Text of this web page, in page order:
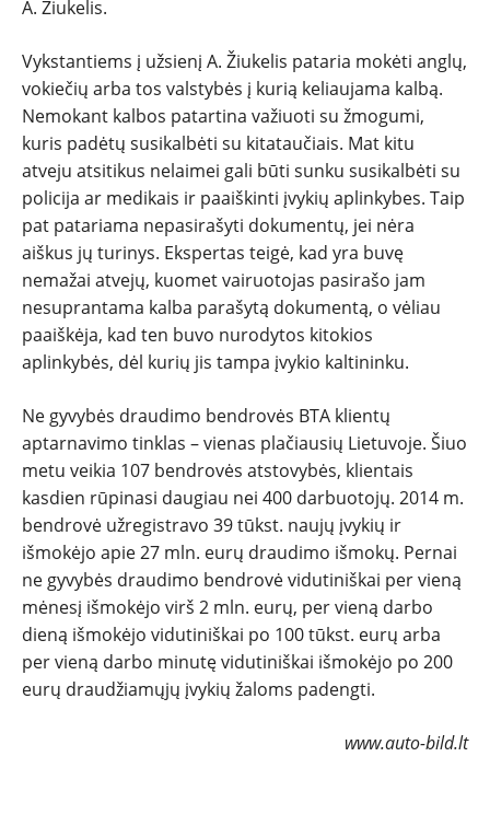
A. Žiukelis.
Vykstantiems į užsienį A. Žiukelis pataria mokėti anglų,
vokiečių arba tos valstybės į kurią keliaujama kalbą.
Nemokant kalbos patartina važiuoti su žmogumi,
kuris padėtų susikalbėti su kitataučiais. Mat kitu
atveju atsitikus nelaimei gali būti sunku susikalbėti su
policija ar medikais ir paaiškinti įvykių aplinkybes. Taip
pat patariama nepasirašyti dokumentų, jei nėra
aiškus jų turinys. Ekspertas teigė, kad yra buvę
nemažai atvejų, kuomet vairuotojas pasirašo jam
nesuprantama kalba parašytą dokumentą, o vėliau
paaiškėja, kad ten buvo nurodytos kitokios
aplinkybės, dėl kurių jis tampa įvykio kaltininku.
Ne gyvybės draudimo bendrovės BTA klientų
aptarnavimo tinklas – vienas plačiausių Lietuvoje. Šiuo
metu veikia 107 bendrovės atstovybės, klientais
kasdien rūpinasi daugiau nei 400 darbuotojų. 2014 m.
bendrovė užregistravo 39 tūkst. naujų įvykių ir
išmokėjo apie 27 mln. eurų draudimo išmokų. Pernai
ne gyvybės draudimo bendrovė vidutiniškai per vieną
mėnesį išmokėjo virš 2 mln. eurų, per vieną darbo
dieną išmokėjo vidutiniškai po 100 tūkst. eurų arba
per vieną darbo minutę vidutiniškai išmokėjo po 200
eurų draudžiamųjų įvykių žaloms padengti.
www.auto-bild.lt